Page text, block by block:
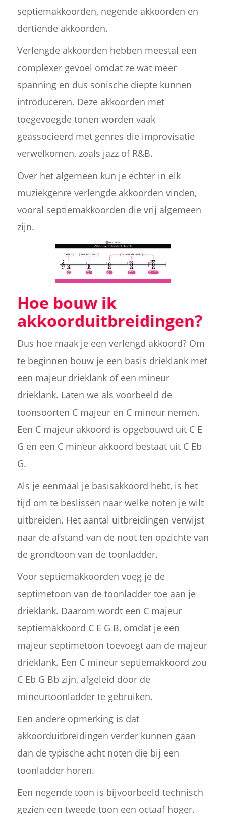
septiemakkoorden, negende akkoorden en
dertiende akkoorden.
Verlengde akkoorden hebben meestal een
complexer gevoel omdat ze wat meer
spanning en dus sonische diepte kunnen
introduceren. Deze akkoorden met
toegevoegde tonen worden vaak
geassocieerd met genres die improvisatie
verwelkomen, zoals jazz of R&B.
Over het algemeen kun je echter in elk
muziekgenre verlengde akkoorden vinden,
vooral septiemakkoorden die vrij algemeen
zijn.
Hoe bouw ik
akkoorduitbreidingen?
Dus hoe maak je een verlengd akkoord? Om
te beginnen bouw je een basis drieklank met
een majeur drieklank of een mineur
drieklank. Laten we als voorbeeld de
toonsoorten C majeur en C mineur nemen.
Een C majeur akkoord is opgebouwd uit C E
G en een C mineur akkoord bestaat uit C Eb
G.
Als je eenmaal je basisakkoord hebt, is het
tijd om te beslissen naar welke noten je wilt
uitbreiden. Het aantal uitbreidingen verwijst
naar de afstand van de noot ten opzichte van
de grondtoon van de toonladder.
Voor septiemakkoorden voeg je de
septimetoon van de toonladder toe aan je
drieklank. Daarom wordt een C majeur
septiemakkoord C E G B, omdat je een
majeur septimetoon toevoegt aan de majeur
drieklank. Een C mineur septiemakkoord zou
C Eb G Bb zijn, afgeleid door de
mineurtoonladder te gebruiken.
Een andere opmerking is dat
akkoorduitbreidingen verder kunnen gaan
dan de typische acht noten die bij een
toonladder horen.
Een negende toon is bijvoorbeeld technisch
gezien een tweede toon een octaaf hoger.